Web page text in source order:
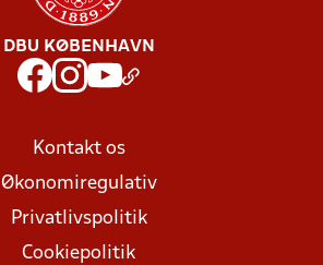
DBU KØBENHAVN
Kontakt os
Økonomiregulativ
Privatlivspolitik
Cookiepolitik